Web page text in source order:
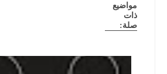
مواضيع
ذات
صلة: